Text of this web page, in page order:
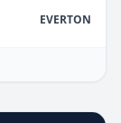
EVERTON